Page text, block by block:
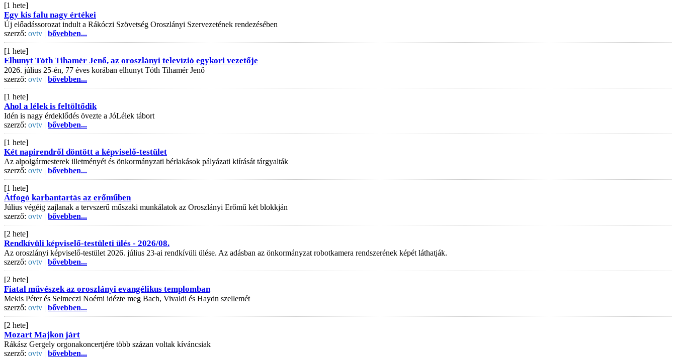
[1 hete]
Egy kis falu nagy értékei
Új előadássorozat indult a Rákóczi Szövetség Oroszlányi Szervezetének rendezésében
szerző: ovtv | bővebben...
[1 hete]
Elhunyt Tóth Tihamér Jenő, az oroszlányi televízió egykori vezetője
2026. július 25-én, 77 éves korában elhunyt Tóth Tihamér Jenő
szerző: ovtv | bővebben...
[1 hete]
Ahol a lélek is feltöltődik
Idén is nagy érdeklődés övezte a JóLélek tábort
szerző: ovtv | bővebben...
[1 hete]
Két napirendről döntött a képviselő-testület
Az alpolgármesterek illetményét és önkormányzati bérlakások pályázati kiírását tárgyalták
szerző: ovtv | bővebben...
[1 hete]
Átfogó karbantartás az erőműben
Július végéig zajlanak a tervszerű műszaki munkálatok az Oroszlányi Erőmű két blokkján
szerző: ovtv | bővebben...
[2 hete]
Rendkívüli képviselő-testületi ülés - 2026/08.
Az oroszlányi képviselő-testület 2026. július 23-ai rendkívüli ülése. Az adásban az önkormányzat robotkamera rendszerének képét láthatják.
szerző: ovtv | bővebben...
[2 hete]
Fiatal művészek az oroszlányi evangélikus templomban
Mekis Péter és Selmeczi Noémi idézte meg Bach, Vivaldi és Haydn szellemét
szerző: ovtv | bővebben...
[2 hete]
Mozart Majkon járt
Rákász Gergely orgonakoncertjére több százan voltak kíváncsiak
szerző: ovtv | bővebben...